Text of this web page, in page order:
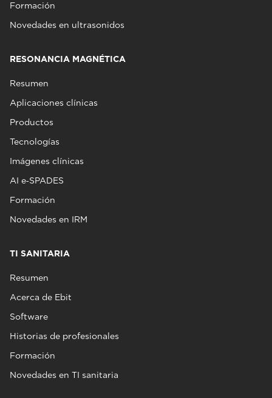
Formación
Novedades en ultrasonidos
RESONANCIA MAGNÉTICA
Resumen
Aplicaciones clínicas
Productos
Tecnologías
Imágenes clínicas
AI e‑SPADES
Formación
Novedades en IRM
TI SANITARIA
Resumen
Acerca de Ebit
Software
Historias de profesionales
Formación
Novedades en TI sanitaria